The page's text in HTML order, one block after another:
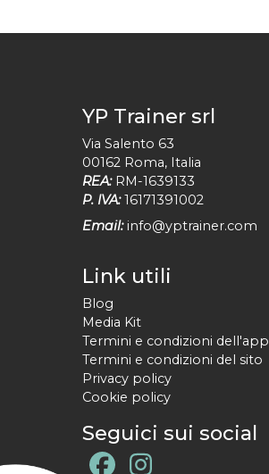
YP Trainer srl
Via Salento 63
00162 Roma, Italia
REA: RM-1639133
P. IVA: 16171391002
Email: info@yptrainer.com
Link utili
Blog
Media Kit
Termini e condizioni dell'app
Termini e condizioni del sito
Privacy policy
Cookie policy
Seguici sui social